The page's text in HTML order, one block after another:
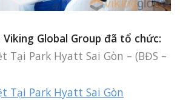
Global Group đã tổ chức:
Tại Park Hyatt Sai Gòn – (BĐS –
Tại Park Hyatt Sai Gòn